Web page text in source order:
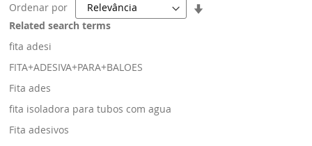
Ordenar por
Related search terms
fita adesi
FITA+ADESIVA+PARA+BALOES
Fita ades
fita isoladora para tubos com agua
Fita adesivos